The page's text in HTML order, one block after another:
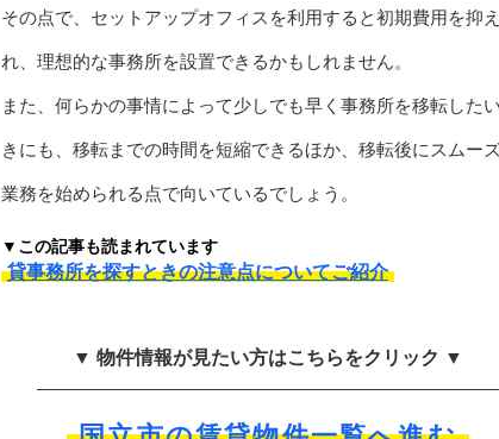
その点で、セットアップオフィスを利用すると初期費用を抑
れ、理想的な事務所を設置できるかもしれません。
また、何らかの事情によって少しでも早く事務所を移転した
きにも、移転までの時間を短縮できるほか、移転後にスムー
業務を始められる点で向いているでしょう。
▼この記事も読まれています
貸事務所を探すときの注意点についてご紹介
▼ 物件情報が見たい方はこちらをクリック ▼